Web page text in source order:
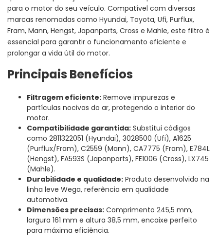
para o motor do seu veículo. Compatível com diversas
marcas renomadas como Hyundai, Toyota, Ufi, Purflux,
Fram, Mann, Hengst, Japanparts, Cross e Mahle, este filtro é
essencial para garantir o funcionamento eficiente e
prolongar a vida útil do motor.
Principais Benefícios
Filtragem eficiente: Remove impurezas e
partículas nocivas do ar, protegendo o interior do
motor.
Compatibilidade garantida: Substitui códigos
como 2811322051 (Hyundai), 3028500 (Ufi), A1625
(Purflux/Fram), C2559 (Mann), CA7775 (Fram), E784L
(Hengst), FA593S (Japanparts), FE1006 (Cross), LX745
(Mahle).
Durabilidade e qualidade: Produto desenvolvido na
linha leve Wega, referência em qualidade
automotiva.
Dimensões precisas: Comprimento 245,5 mm,
largura 161 mm e altura 38,5 mm, encaixe perfeito
para máxima eficiência.